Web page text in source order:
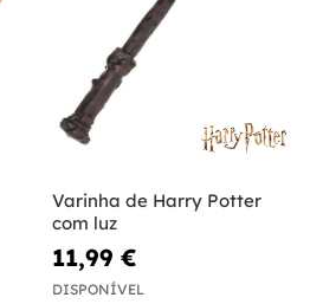
Varinha de Harry Potter
com luz
11,99 €
DISPONÍVEL